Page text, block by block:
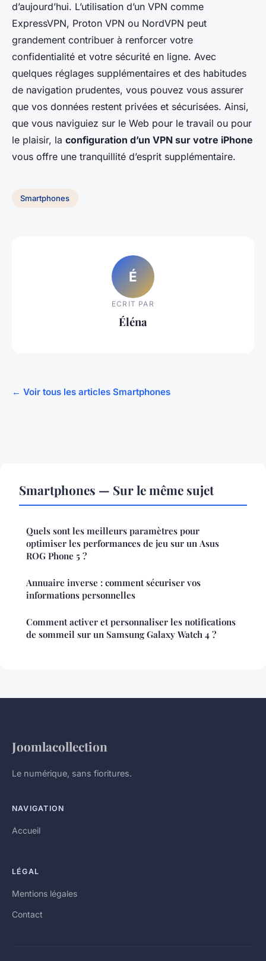
d’aujourd’hui. L’utilisation d’un VPN comme
ExpressVPN, Proton VPN ou NordVPN peut
grandement contribuer à renforcer votre
confidentialité et votre sécurité en ligne. Avec
quelques réglages supplémentaires et des habitudes
de navigation prudentes, vous pouvez vous assurer
que vos données restent privées et sécurisées. Ainsi,
que vous naviguiez sur le Web pour le travail ou pour
le plaisir, la configuration d’un VPN sur votre iPhone
vous offre une tranquillité d’esprit supplémentaire.
Smartphones
É
ECRIT PAR
Éléna
← Voir tous les articles Smartphones
Smartphones — Sur le même sujet
Quels sont les meilleurs paramètres pour
optimiser les performances de jeu sur un Asus
ROG Phone 5 ?
Annuaire inverse : comment sécuriser vos
informations personnelles
Comment activer et personnaliser les notifications
de sommeil sur un Samsung Galaxy Watch 4 ?
Joomlacollection
Le numérique, sans fioritures.
NAVIGATION
Accueil
LÉGAL
Mentions légales
Contact